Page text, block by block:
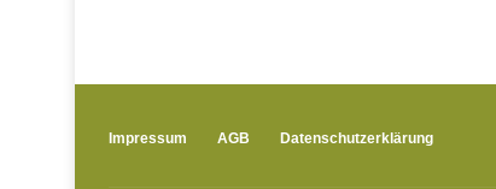
Impressum AGB Datenschutzerklärung